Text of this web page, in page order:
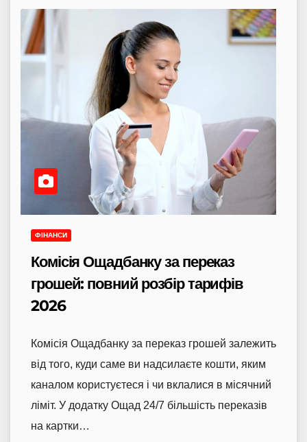
ФІНАНСИ
Комісія Ощадбанку за переказ
грошей: повний розбір тарифів
2026
Комісія Ощадбанку за переказ грошей залежить
від того, куди саме ви надсилаєте кошти, яким
каналом користуєтеся і чи вклалися в місячний
ліміт. У додатку Ощад 24/7 більшість переказів
на картки…